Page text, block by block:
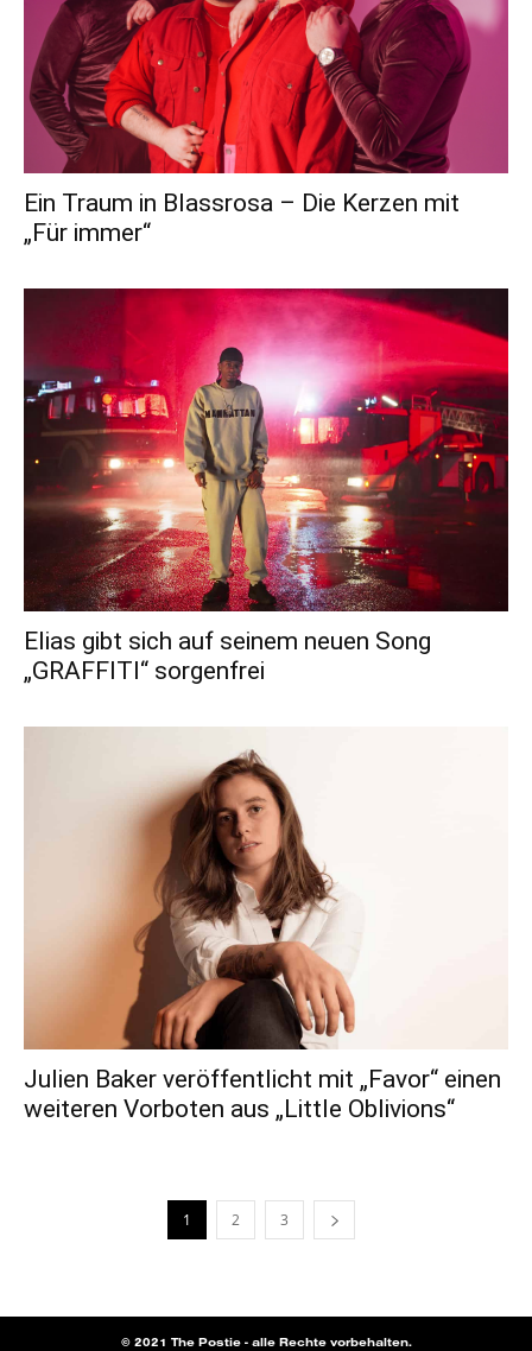
Ein Traum in Blassrosa – Die Kerzen mit
„Für immer“
Elias gibt sich auf seinem neuen Song
„GRAFFITI“ sorgenfrei
Julien Baker veröffentlicht mit „Favor“ einen
weiteren Vorboten aus „Little Oblivions“
1 2 3
© 2021 The Postie - alle Rechte vorbehalten.